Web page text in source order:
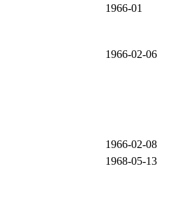
1966-01
1966-02-06
1966-02-08
1968-05-13